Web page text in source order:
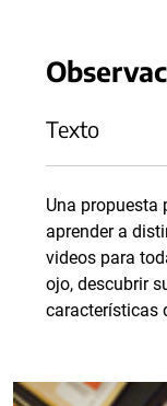
Texto
Una propuesta
aprender a
videos para
ojo, descubrir
características